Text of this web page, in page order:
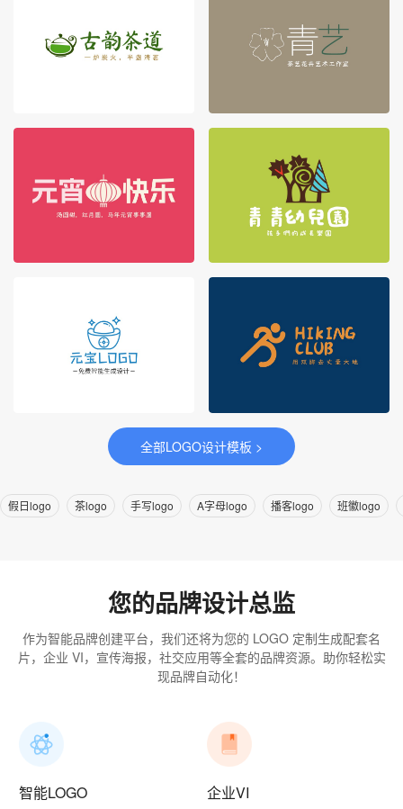
全部LOGO设计模板 >
假日logo 茶logo 手写logo A字母logo 播客logo 班徽logo
您的品牌设计总监
作为智能品牌创建平台，我们还将为您的 LOGO 定制生成配套名
片，企业 VI，宣传海报，社交应用等全套的品牌资源。助你轻松实
现品牌自动化！
智能LOGO 企业VI